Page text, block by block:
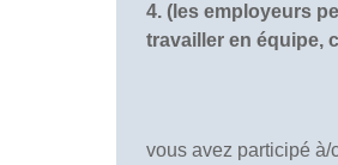
4. (les employeurs
travailler en équipe,
vous avez participé à/